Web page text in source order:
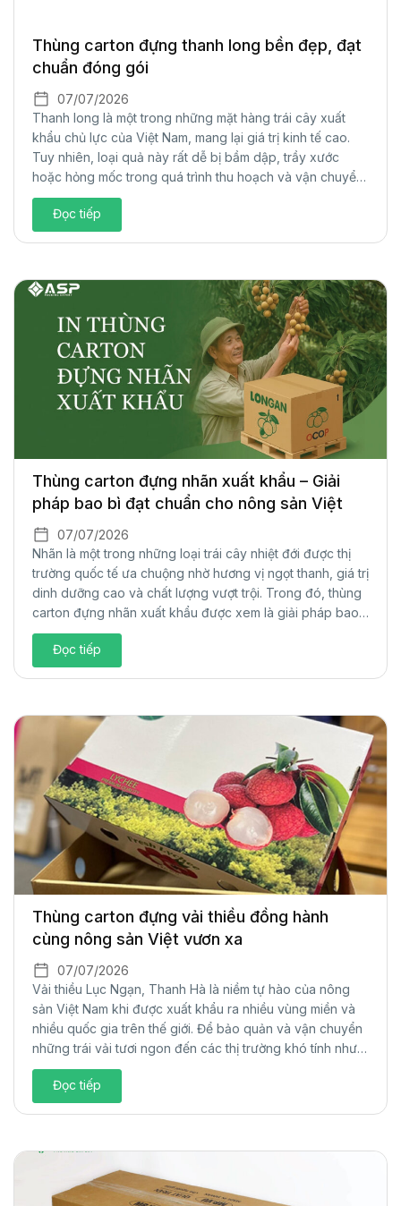
Thùng carton đựng thanh long bền đẹp, đạt
chuẩn đóng gói
07/07/2026
Thanh long là một trong những mặt hàng trái cây xuất
khẩu chủ lực của Việt Nam, mang lại giá trị kinh tế cao.
Tuy nhiên, loại quả này rất dễ bị bầm dập, trầy xước
hoặc hỏng mốc trong quá trình thu hoạch và vận chuyển
đường dài. Để giải quyết bài toán bảo...
Đọc tiếp
Thùng carton đựng nhãn xuất khẩu – Giải
pháp bao bì đạt chuẩn cho nông sản Việt
07/07/2026
Nhãn là một trong những loại trái cây nhiệt đới được thị
trường quốc tế ưa chuộng nhờ hương vị ngọt thanh, giá trị
dinh dưỡng cao và chất lượng vượt trội. Trong đó, thùng
carton đựng nhãn xuất khẩu được xem là giải pháp bao
bì tối ưu, giúp bảo vệ sản phẩm, đáp...
Đọc tiếp
Thùng carton đựng vải thiều đồng hành
cùng nông sản Việt vươn xa
07/07/2026
Vải thiều Lục Ngạn, Thanh Hà là niềm tự hào của nông
sản Việt Nam khi được xuất khẩu ra nhiều vùng miền và
nhiều quốc gia trên thế giới. Để bảo quản và vận chuyển
những trái vải tươi ngon đến các thị trường khó tính như
châu Âu, Mỹ hay Nhật Bản…thì bao...
Đọc tiếp